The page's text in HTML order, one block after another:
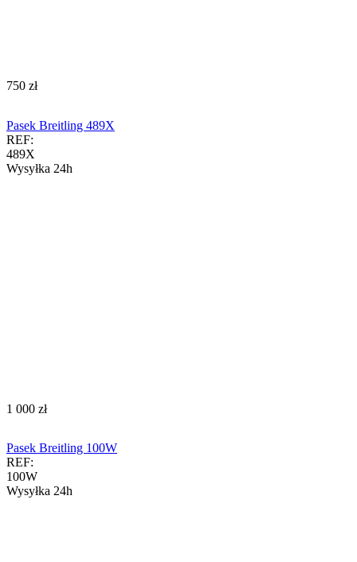
‍750‍ zł
Pasek Breitling 489X
REF:
489X
Wysyłka 24h
‍1 000‍ zł
Pasek Breitling 100W
REF:
100W
Wysyłka 24h